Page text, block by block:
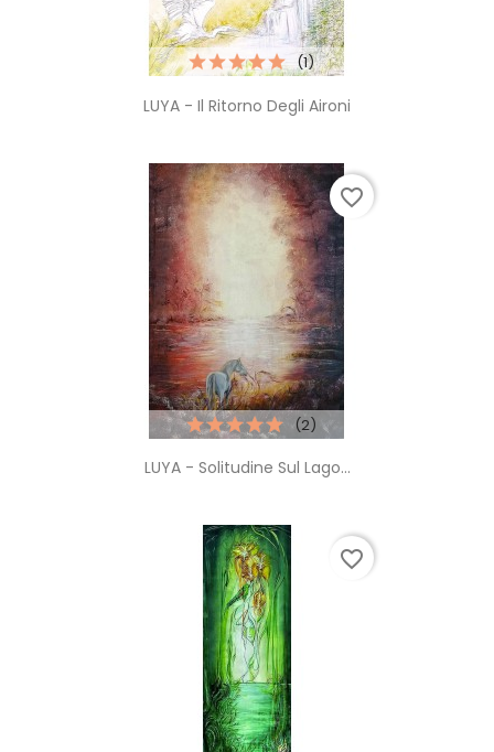
LUYA - Il Ritorno Degli Aironi
(1)
LUYA - Solitudine Sul Lago...
(2)
favorite_border
favorite_border